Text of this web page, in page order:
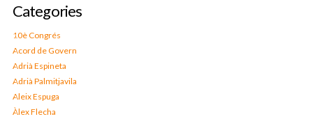
Categories
10è Congrés
Acord de Govern
Adrià Espineta
Adrià Palmitjavila
Aleix Espuga
Àlex Flecha